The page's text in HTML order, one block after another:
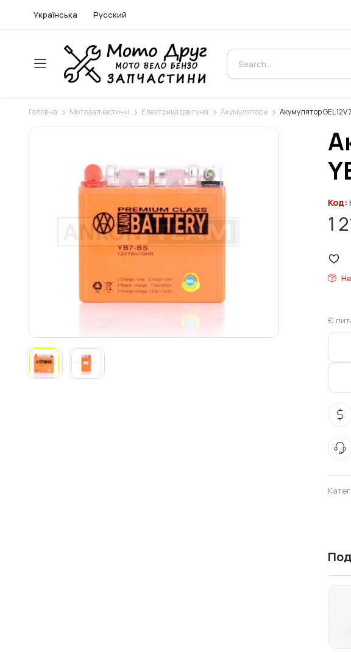
Українська Русский
Головна Мотозапчастини Електрика двигуна Акумулятори Акумулятор GEL
Код:
1
Є